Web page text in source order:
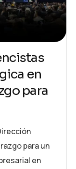
en
para
para un
en